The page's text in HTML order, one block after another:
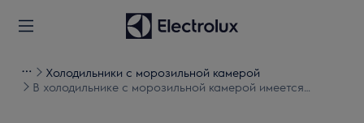
Холодильники с морозильной камерой
В холодильнике с морозильной камерой имеется